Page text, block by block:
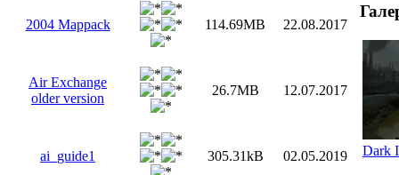
2004 Mappack 114.69MB 22.08.2017
Air Exchange
older version
26.7MB 12.07.2017
ai_guide1 305.31kB 02.05.2019 Dark